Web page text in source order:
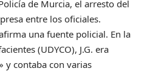
de Murcia, el arresto del
entre los oficiales.
una fuente policial. En la
(UDYCO), J.G. era
y contaba con varias